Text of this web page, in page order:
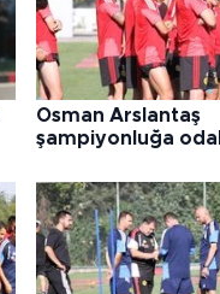
Osman Arslantaş
şampiyonluğa